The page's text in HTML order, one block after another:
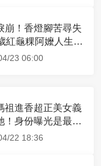
崩！香燈腳苦尋失
龜粿阿嬤人生謝
23 06:00
祖進香超正美女義
！身份曝光是最美
子不結婚
22 18:36